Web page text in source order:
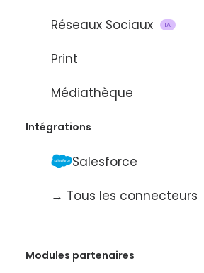
Réseaux Sociaux IA
Print
Médiathèque
Intégrations
Salesforce
→ Tous les connecteurs
Modules partenaires
Import et mise à
Pour automatiser l’import
jour de contacts d’une